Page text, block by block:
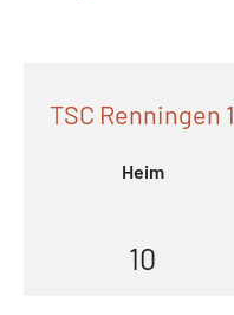
TSC Renningen 1
Heim
10